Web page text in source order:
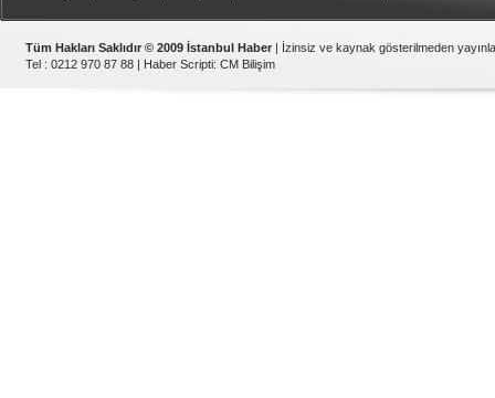
Tüm Hakları Saklıdır © 2009 İstanbul Haber | İzinsiz ve kaynak gösterilmeden
Tel : 0212 970 87 88 | Haber Scripti: CM Bilişim